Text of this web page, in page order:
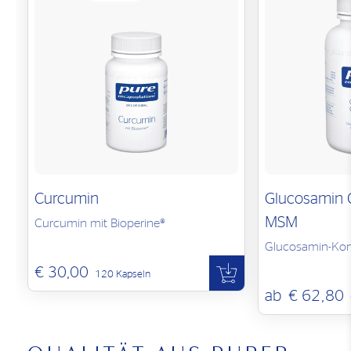
aufbewahren. Kühl und trocken lagern.
Curcumin
Curcumin mit Bioperine®
€ 30,00 120 Kapseln
Glucosamin
MSM
Glucosamin-
ab € 62,80